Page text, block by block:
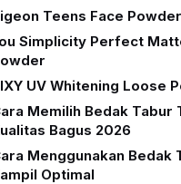
Teens Face
Simplicity Perfect
UV Whitening Loose
Memilih Bedak Tabur
Bagus 2026
Menggunakan Bedak
Optimal